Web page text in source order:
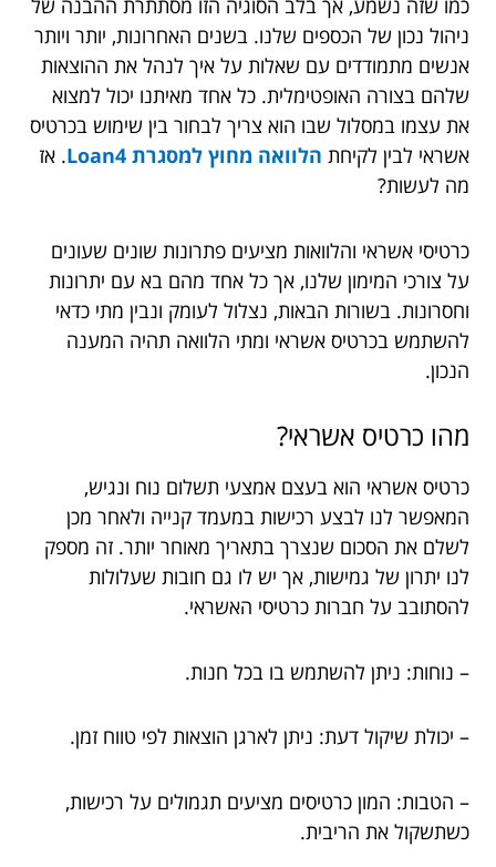
כמו שזה נשמע, אך בלב הסוגיה הזו מסתתרת ההבנה של
ניהול נכון של הכספים שלנו. בשנים האחרונות, יותר ויותר
אנשים מתמודדים עם שאלות על איך לנהל את ההוצאות
שלהם בצורה האופטימלית. כל אחד מאיתנו יכול למצוא
את עצמו במסלול שבו הוא צריך לבחור בין שימוש בכרטיס
אשראי לבין לקיחת הלוואה מחוץ למסגרת Loan4
. אז
מה לעשות?
כרטיסי אשראי והלוואות מציעים פתרונות שונים שעונים
על צורכי המימון שלנו, אך כל אחד מהם בא עם יתרונות
וחסרונות. בשורות הבאות, נצלול לעומק ונבין מתי כדאי
להשתמש בכרטיס אשראי ומתי הלוואה תהיה המענה
הנכון.
מהו כרטיס אשראי?
כרטיס אשראי הוא בעצם אמצעי תשלום נוח ונגיש,
המאפשר לנו לבצע רכישות במעמד קנייה ולאחר מכן
לשלם את הסכום שנצרך בתאריך מאוחר יותר. זה מספק
לנו יתרון של גמישות, אך יש לו גם חובות שעלולות
להסתובב על חברות כרטיסי האשראי.
– נוחות: ניתן להשתמש בו בכל חנות.
– יכולת שיקול דעת: ניתן לארגן הוצאות לפי טווח זמן.
– הטבות: המון כרטיסים מציעים תגמולים על רכישות,
כשתשקול את הריבית.